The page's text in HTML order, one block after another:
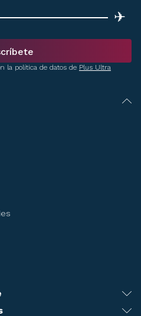
✈
la política de datos de Plus Ultra